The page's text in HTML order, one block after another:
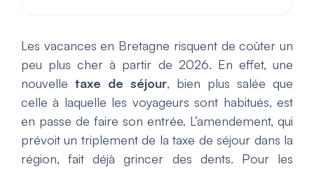
Les vacances en Bretagne risquent de coûter un
peu plus cher à partir de 2026. En effet, une
nouvelle taxe de séjour, bien plus salée que
celle à laquelle les voyageurs sont habitués, est
en passe de faire son entrée. L’amendement, qui
prévoit un triplement de la taxe de séjour dans la
région, fait déjà grincer des dents. Pour les